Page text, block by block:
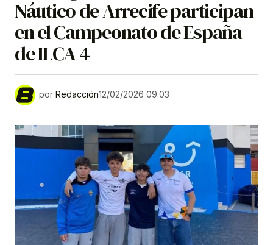
Náutico de Arrecife participan
en el Campeonato de España
de ILCA 4
por Redacción12/02/2026 09:03